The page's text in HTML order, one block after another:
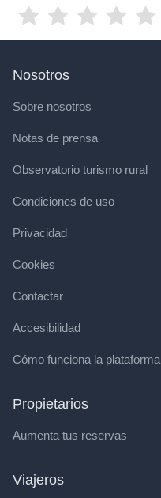
Nosotros
Sobre nosotros
Notas de prensa
Observatorio turismo rural
Condiciones de uso
Privacidad
Cookies
Contactar
Accesibilidad
Cómo funciona la plataforma
Propietarios
Aumenta tus reservas
Viajeros